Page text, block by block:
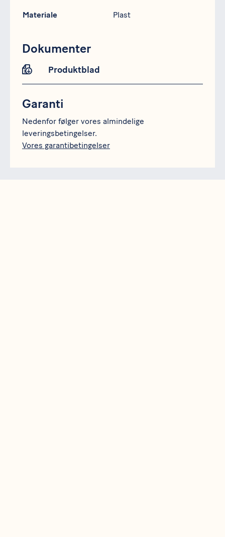
Materiale Plast
Dokumenter
Produktblad
Garanti
Nedenfor følger vores almindelige
leveringsbetingelser.
Vores garantibetingelser